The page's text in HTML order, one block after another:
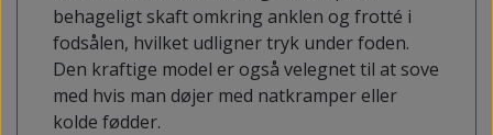
behageligt skaft omkring anklen og frotté i
fodsålen, hvilket udligner tryk under foden.
Den kraftige model er også velegnet til at sove
med hvis man døjer med natkramper eller
kolde fødder.